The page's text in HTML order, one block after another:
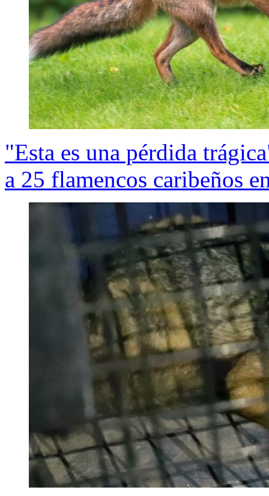
"Esta es una pérdida
a 25 flamencos caribeños